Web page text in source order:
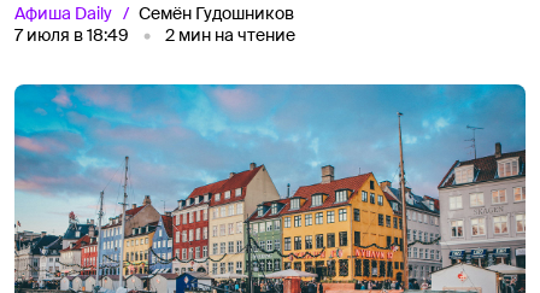
Афиша Daily
Семён Гудошников
7 июля в 18:49
2 мин на чтение